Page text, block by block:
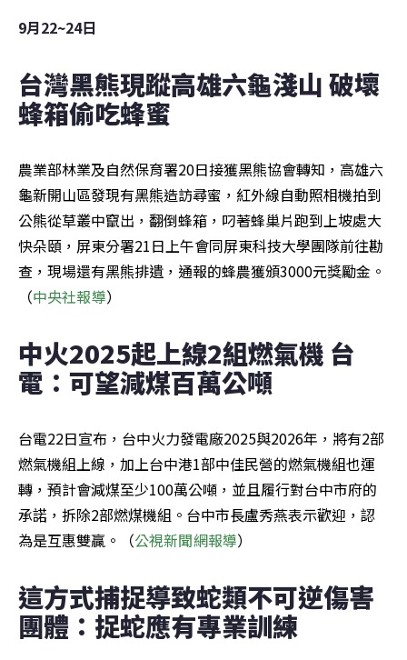
9月22~24日
台灣黑熊現蹤高雄六龜淺山 破壞
蜂箱偷吃蜂蜜
農業部林業及自然保育署20日接獲黑熊協會轉知，高雄六
龜新開山區發現有黑熊造訪尋蜜，紅外線自動照相機拍到
公熊從草叢中竄出，翻倒蜂箱，叼著蜂巢片跑到上坡處大
快朵頤，屏東分署21日上午會同屏東科技大學團隊前往勘
查，現場還有黑熊排遺，通報的蜂農獲頒3000元獎勵金。
（中央社報導）
中火2025起上線2組燃氣機 台
電：可望減煤百萬公噸
台電22日宣布，台中火力發電廠2025與2026年，將有2部
燃氣機組上線，加上台中港1部中佳民營的燃氣機組也運
轉，預計會減煤至少100萬公噸，並且履行對台中市府的
承諾，拆除2部燃煤機組。台中市長盧秀燕表示歡迎，認
為是互惠雙贏。（公視新聞網報導）
這方式捕捉導致蛇類不可逆傷害
團體：捉蛇應有專業訓練